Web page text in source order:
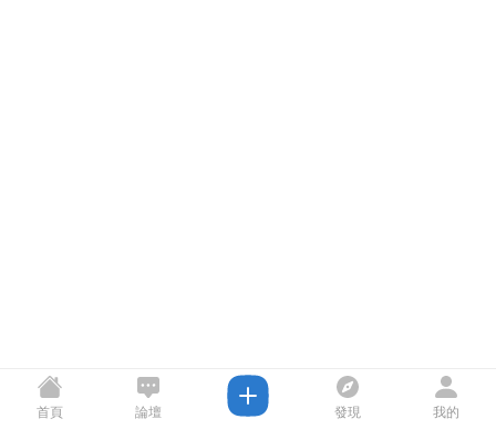
首頁 論壇 發現 我的